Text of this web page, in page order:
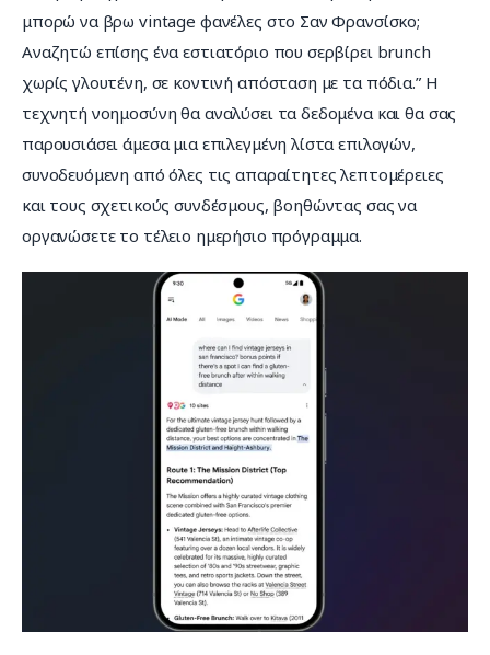
μπορώ να βρω vintage φανέλες στο Σαν Φρανσίσκο;
Αναζητώ επίσης ένα εστιατόριο που σερβίρει brunch
χωρίς γλουτένη, σε κοντινή απόσταση με τα πόδια.” Η
τεχνητή νοημοσύνη θα αναλύσει τα δεδομένα και θα σας
παρουσιάσει άμεσα μια επιλεγμένη λίστα επιλογών,
συνοδευόμενη από όλες τις απαραίτητες λεπτομέρειες
και τους σχετικούς συνδέσμους, βοηθώντας σας να
οργανώσετε το τέλειο ημερήσιο πρόγραμμα.